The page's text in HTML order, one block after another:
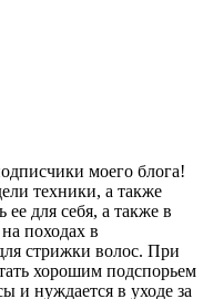
моего блога!
техники, а также
для себя, а также в
походах в
стрижки волос. При
хорошим подспорьем
и нуждается в уходе за